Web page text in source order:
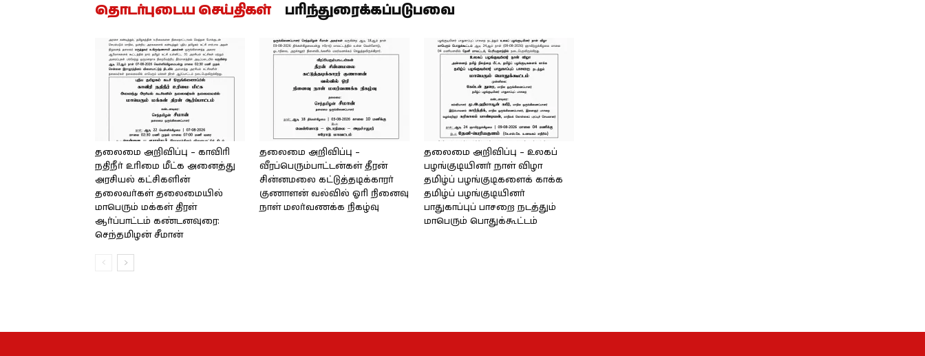
தொடர்புடைய செய்திகள் பரிந்துரைக்கப்படுபவை
தலைமை அறிவிப்பு – காவிரி
நதிநீர் உரிமை மீட்க அனைத்து
அரசியல் கட்சிகளின்
தலைவர்கள் தலைமையில்
மாபெரும் மக்கள் திரள்
ஆர்ப்பாட்டம் கண்டனவுரை:
செந்தமிழன் சீமான்
தலைமை அறிவிப்பு –
வீரப்பெரும்பாட்டன்கள் தீரன்
சின்னமலை கட்டுத்தடிக்காரர்
குணாளன் வல்வில் ஓரி நினைவு
நாள் மலர்வணக்க நிகழ்வு
தலைமை அறிவிப்பு – உலகப்
பழங்குடியினர் நாள் விழா
தமிழ்ப் பழங்குடிகளைக் காக்க
தமிழ்ப் பழங்குடியினர்
பாதுகாப்புப் பாசறை நடத்தும்
மாபெரும் பொதுக்கூட்டம்